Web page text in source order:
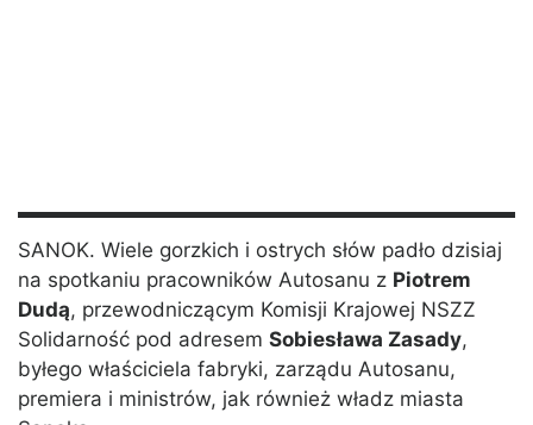
SANOK. Wiele gorzkich i ostrych słów padło dzisiaj
na spotkaniu pracowników Autosanu z Piotrem
Dudą, przewodniczącym Komisji Krajowej NSZZ
Solidarność pod adresem Sobiesława Zasady,
byłego właściciela fabryki, zarządu Autosanu,
premiera i ministrów, jak również władz miasta